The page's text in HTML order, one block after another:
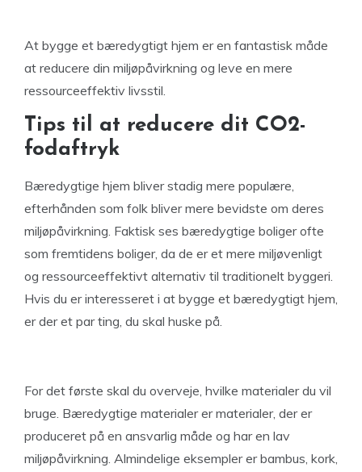
At bygge et bæredygtigt hjem er en fantastisk måde
at reducere din miljøpåvirkning og leve en mere
ressourceeffektiv livsstil.
Tips til at reducere dit CO2-
fodaftryk
Bæredygtige hjem bliver stadig mere populære,
efterhånden som folk bliver mere bevidste om deres
miljøpåvirkning. Faktisk ses bæredygtige boliger ofte
som fremtidens boliger, da de er et mere miljøvenligt
og ressourceeffektivt alternativ til traditionelt byggeri.
Hvis du er interesseret i at bygge et bæredygtigt hjem,
er der et par ting, du skal huske på.
For det første skal du overveje, hvilke materialer du vil
bruge. Bæredygtige materialer er materialer, der er
produceret på en ansvarlig måde og har en lav
miljøpåvirkning. Almindelige eksempler er bambus, kork,